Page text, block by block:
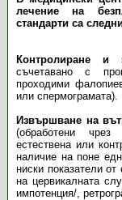
лечение на
стандарти са
Контролиране и
съчетавано с
проходими
или спермограмата).
Извършване на
(обработени
естествена или
наличие на поне
ниски показатели
на цервикалната
импотенция/,